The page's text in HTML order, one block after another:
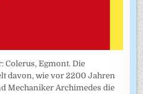
Colerus, Egmont. Die
davon, wie vor 2200 Jahren
Mechaniker Archimedes die